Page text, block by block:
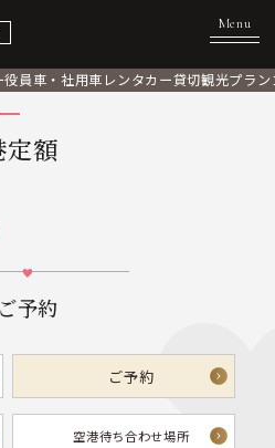
役員車・社用車 レンタカー貸切観光プラン
定額
ご予約
ご予約
空港待ち合わせ場所